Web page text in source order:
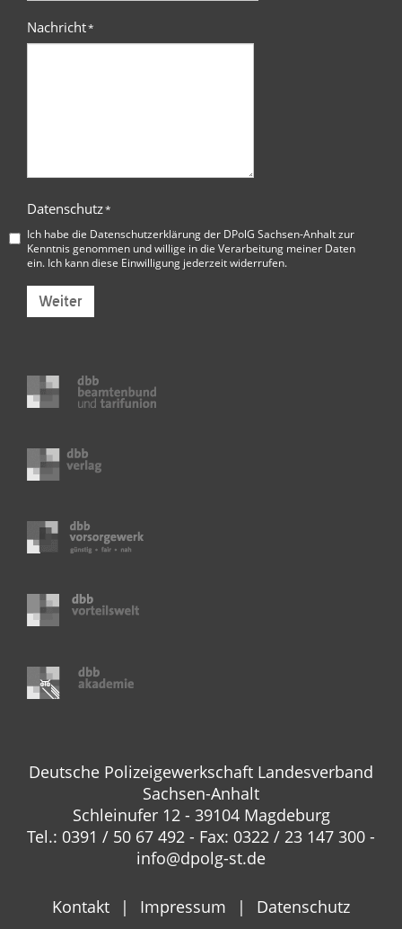
Nachricht*
Datenschutz*
Ich habe die Datenschutzerklärung der DPolG Sachsen-Anhaltzur
Kenntnis genommen und willige in die Verarbeitung meiner Daten
ein. Ich kann diese Einwilligung jederzeit widerrufen.
Weiter
Deutsche Polizeigewerkschaft Landesverband
Sachsen-Anhalt
Schleinufer 12 - 39104 Magdeburg
Tel.: 0391 / 50 67 492 - Fax: 0322 / 23 147 300 -
info@dpolg-st.de
Kontakt Impressum Datenschutz